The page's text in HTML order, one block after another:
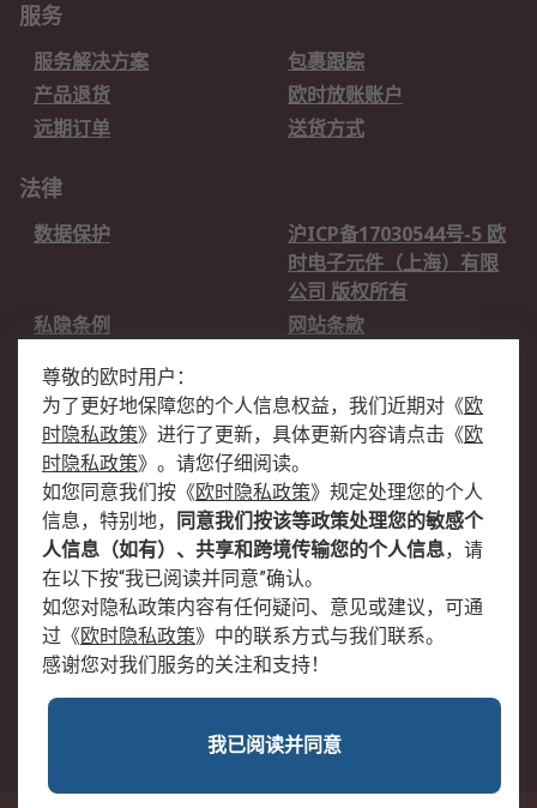
服务
服务解决方案
包裹跟踪
产品退货
欧时放账账户
远期订单
送货方式
法律
数据保护
沪ICP备17030544号-5 欧
时电子元件（上海）有限
公司 版权所有
私隐条例
网站条款
关于欧时
欧时销售条款
账户和付款
企业集团
全球办事处
关于我们
新闻中心
加入我们
沪公网安备 31011502009054号
尊敬的欧时用户：
为了更好地保障您的个人信息权益，我们近期对 《欧
时隐私政策》 进行了更新，具体更新内容请点击 《欧
时隐私政策》 。请您仔细阅读。
如您同意我们按 《欧时隐私政策》 规定处理您的个人
信息，特别地，
同意我们按该等政策处理您的敏感个
人信息（如有）、共享和跨境传输您的个人信息，请
在以下按“我已阅读并同意”确认。
如您对隐私政策内容有任何疑问、意见或建议，可通
过 《欧时隐私政策》 中的联系方式与我们联系。
感谢您对我们服务的关注和支持！
我已阅读并同意